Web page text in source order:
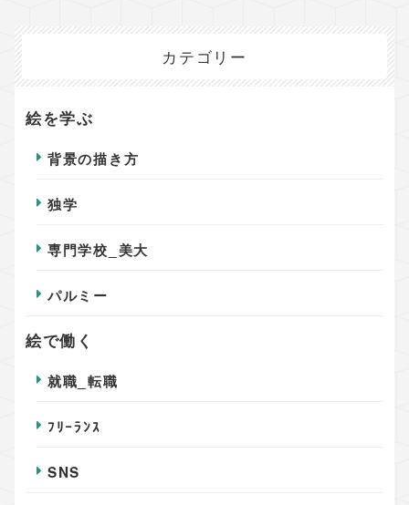
カテゴリー
絵を学ぶ
背景の描き方
独学
専門学校_美大
パルミー
絵で働く
就職_転職
ﾌﾘｰﾗﾝｽ
SNS